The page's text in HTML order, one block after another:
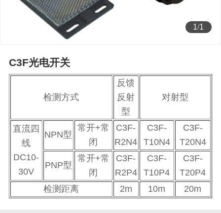
1/1
C3F光电开关
检测方式
反馈
反射
型
对射型
直流四
线
DC10-
30V
NPN型
常开+常
闭
C3F-
R2N4
C3F-
T10N4
C3F-
T20N4
PNP型
常开+常
闭
C3F-
R2P4
C3F-
T10P4
C3F-
T20P4
检测距离
2m 10m 20m